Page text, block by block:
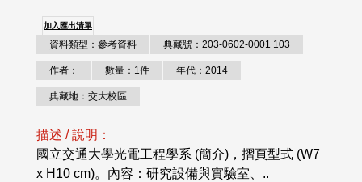
加入匯出清單
資料類型：參考資料 典藏號：203-0602-0001 103
作者： 數量：1件 年代：2014
典藏地：交大校區
描述 / 說明：
國立交通大學光電工程學系 (簡介)，摺頁型式 (W7
x H10 cm)。內容：研究設備與實驗室、..